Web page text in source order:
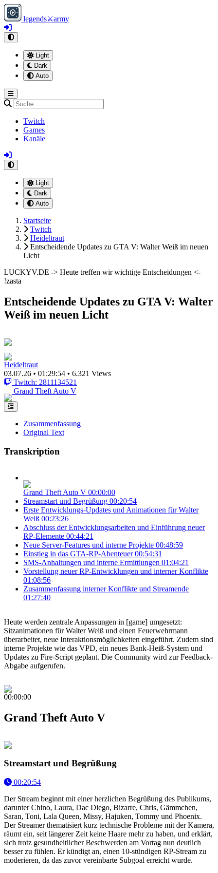
legends⚔army
Light
Dark
Auto
Twitch
Games
Kanäle
Light
Dark
Auto
Startseite
Twitch
Heideltraut
Entscheidende Updates zu GTA V: Walter Weiß im neuen
Licht
LUCKYV.DE -> Heute treffen wir wichtige Entscheidungen <-
!zasta
Entscheidende Updates zu GTA V: Walter
Weiß im neuen Licht
Heideltraut
03.07.26 • 01:29:54 • 6.321 Views
Twitch: 2811134521
Grand Theft Auto V
Zusammenfassung
Original Text
Transkription
Grand Theft Auto V 00:00:00
Streamstart und Begrüßung 00:20:54
Erste Entwicklungs-Updates und Animationen für Walter
Weiß 00:23:26
Abschluss der Entwicklungsarbeiten und Einführung neuer
RP-Elemente 00:44:21
Neue Server-Features und interne Projekte 00:48:59
Einstieg in das GTA-RP-Abenteuer 00:54:31
SMS-Anhaltungen und interne Ermittlungen 01:04:21
Vorstellung neuer RP-Entwicklungen und interner Konflikte
01:08:56
Zusammenfassung interner Konflikte und Streamende
01:27:40
Heute werden zentrale Anpassungen in [game] umgesetzt:
Sitzanimationen für Walter Weiß und einen Feuerwehrmann
überarbeitet, neue Interaktionsmöglichkeiten eingeführt. Zudem sind
interne Projekte wie das VPD, ein neues Bank-Heiß-System und
Updates zu Fire-Script geplant. Die Community wird zur Feedback-
Abgabe aufgerufen.
00:00:00
Grand Theft Auto V
Streamstart und Begrüßung
00:20:54
Der Stream beginnt mit einer herzlichen Begrüßung des Publikums,
darunter Chino, Laura, Dac Diego, Bizarre, Chris, Gämmchen,
Saran, Toni, Lala Queen, Missy, Hajuken, Tommy und Phoenix.
Der Streamer thematisiert kurz technische Probleme mit der Kamera,
räumt ein, seit längerer Zeit keine Haare mehr zu haben, und erklärt,
sich trotz gesundheitlicher Beschwerden am Vortag nun deutlich
besser zu fühlen. Er kündigt an, einen 10-stündigen RP-Stream zu
moderieren, da das zuvor vereinbarte Subgoal erreicht wurde.